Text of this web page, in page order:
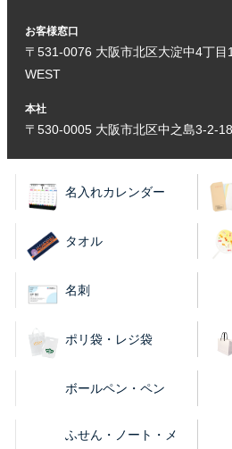
お客様窓口
〒531-0076 大阪市北区大淀中4丁目
WEST
本社
〒530-0005 大阪市北区中之島3-2-
名入れカレンダー
タオル
名刺
ポリ袋・レジ袋
ボールペン・ペン
ふせん・ノート・メ